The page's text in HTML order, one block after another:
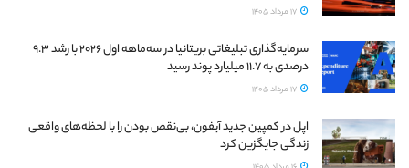
سرمایه‌گذاری تبلیغاتی بریتانیا در سه‌ماهه اول ۲۰۲۶ با رشد ۹.۳
درصدی به ۱۱.۷ میلیارد پوند رسید
اپل در کمپین جدید آیفون، بی‌نقص بودن را با لحظه‌های واقعی
زندگی جایگزین کرد